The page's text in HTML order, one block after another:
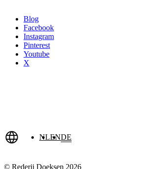
Blog
Facebook
Instagram
Pinterest
Youtube
X
NLENDE
© Rederij Doeksen 2026